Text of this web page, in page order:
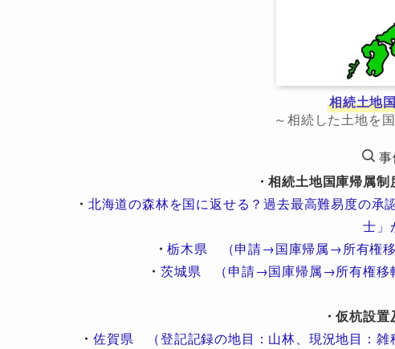
相続土地
～相続した土地を
・相続土地国庫帰属
・ 北海道の森林を国に返せる？過去最高難易度の
士」
・栃木県 （申請→国庫帰属→所有権移
・ 茨城県 （申請→国庫帰属→所有権移
・仮杭設
・ 佐賀県 （登記記録の地目：山林、現況地目：雑